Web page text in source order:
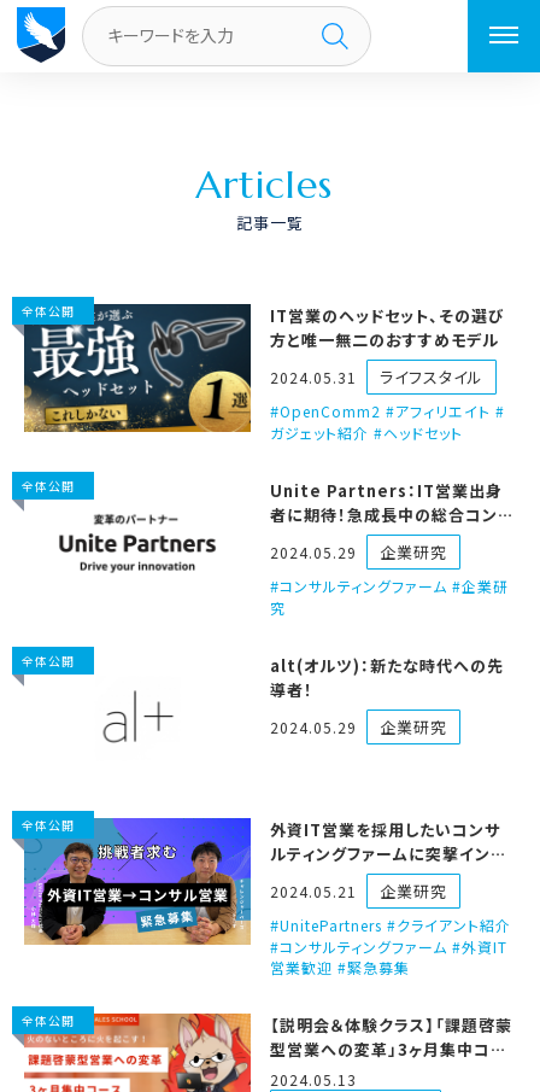
トップページ ページ 9
Articles
記事一覧
全体公開
IT営業のヘッドセット、その選び
方と唯一無二のおすすめモデル
2024.05.31 ライフスタイル
OpenComm2 #アフィリエイト #
ガジェット紹介 #ヘッドセット
全体公開
Unite Partners：IT営業出身
者に期待！急成長中の総合コンサ
ルティングファーム
2024.05.29 企業研究
コンサルティングファーム #企業研
究
全体公開
alt(オルツ)：新たな時代への先
導者！
2024.05.29 企業研究
全体公開
外資IT営業を採用したいコンサ
ルティングファームに突撃インタ
ビュー！（Unite Partners）
2024.05.21 企業研究
UnitePartners #クライアント紹介
#コンサルティングファーム #外資IT
営業歓迎 #緊急募集
全体公開
【説明会＆体験クラス】「課題啓蒙
型営業への変革」3ヶ月集中コー
ス開講のお知らせ
2024.05.13